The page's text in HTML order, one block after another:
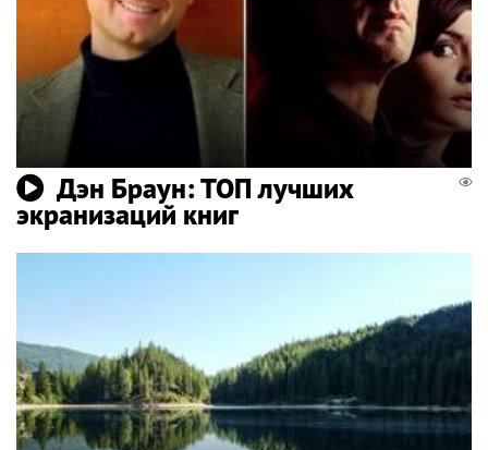
Дэн Браун: ТОП лучших
экранизаций книг